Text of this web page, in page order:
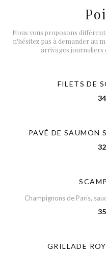
Nous vous proposons
n'hésitez pas à demander au
arrivages journaliers
FILETS DE
PAVÉ DE SAUMON
Champignons de Paris,
GRILLADE